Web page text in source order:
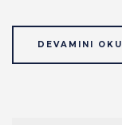
DEVAMINI OKU